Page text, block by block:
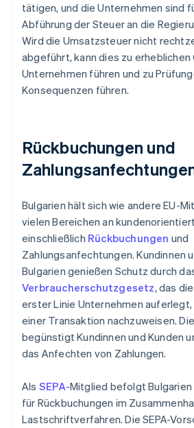
tätigen, und die Unternehmen sind
Abführung der Steuer an die
Wird die Umsatzsteuer nicht
abgeführt, kann dies zu
Unternehmen führen und zu
Konsequenzen führen.
Rückbuchungen und
Bulgarien hält sich wie andere EU-
vielen Bereichen an
einschließlich Rückbuchungen und
Zahlungsanfechtungen. Kundinnen
Bulgarien genießen Schutz durch
Verbraucherschutzgesetz, das
erster Linie Unternehmen
einer Transaktion nachzuweisen.
begünstigt Kundinnen und Kunden
das Anfechten von Zahlungen.
Als SEPA-Mitglied befolgt
für Rückbuchungen im
Lastschriftverfahren. Die SEPA-